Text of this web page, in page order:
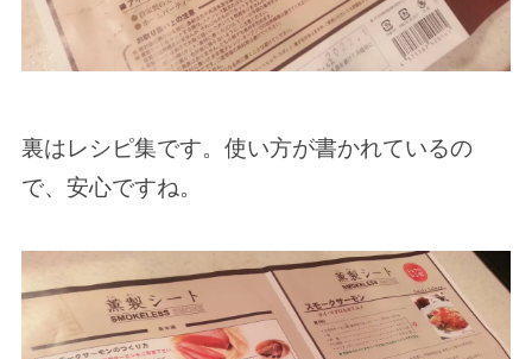
裏はレシピ集です。使い方が書かれているの
で、安心ですね。